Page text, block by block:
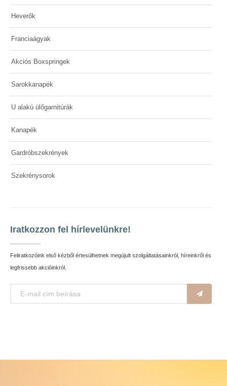
Heverők
Franciaágyak
Akciós Boxspringek
Sarokkanapék
U alakú ülőgarnitúrák
Kanapék
Gardróbszekrények
Szekrénysorok
Iratkozzon fel hírlevelünkre!
Feliratkozóink első kézből értesülhetnek megújult szolgáltatásainkról, híreinkről és
legfrissebb akcióinkról.